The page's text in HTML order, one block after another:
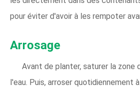
pour éviter d'avoir à les rempoter
Arrosage
Avant de planter, saturer la zone
l'eau. Puis, arroser quotidiennement